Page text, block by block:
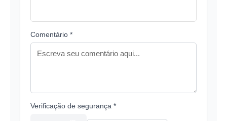
Comentário *
Verificação de segurança *